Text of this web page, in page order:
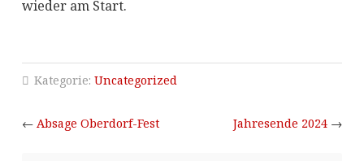
wieder am Start.
Kategorie: Uncategorized
← Absage Oberdorf-Fest Jahresende 2024 →